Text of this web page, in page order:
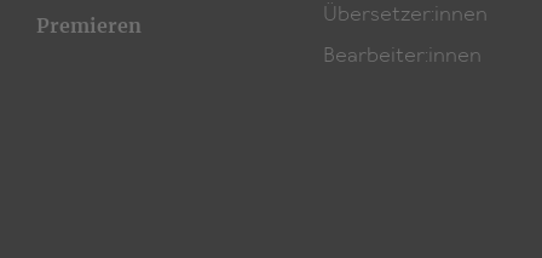
Premieren
Übersetzer:innen
Bearbeiter:innen